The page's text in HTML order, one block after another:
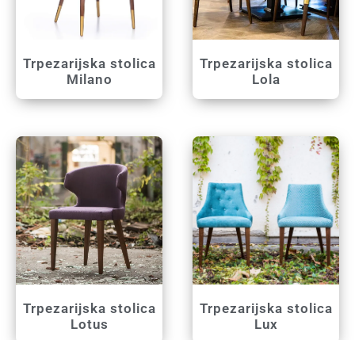
Trpezarijska stolica
Milano
Trpezarijska stolica
Lola
Trpezarijska stolica
Lotus
Trpezarijska stolica
Lux